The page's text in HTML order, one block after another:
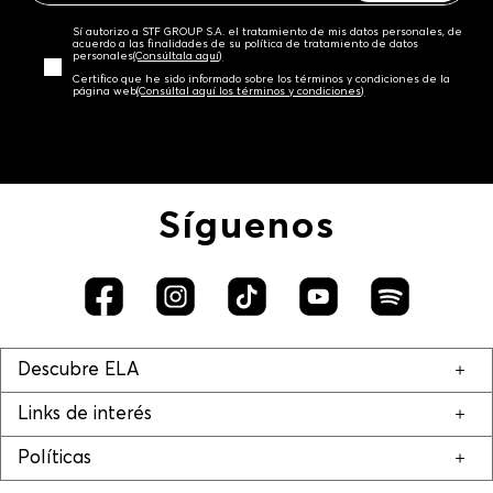
Sí autorizo a STF GROUP S.A. el tratamiento de mis datos personales, de
acuerdo a las finalidades de su política de tratamiento de datos
personales‎(Consúltala aquí)
Certifico que he sido informado sobre los términos y condiciones de la
página web‎(Consúltal aquí los términos y condiciones)
Síguenos
Descubre ELA
Links de interés
Políticas